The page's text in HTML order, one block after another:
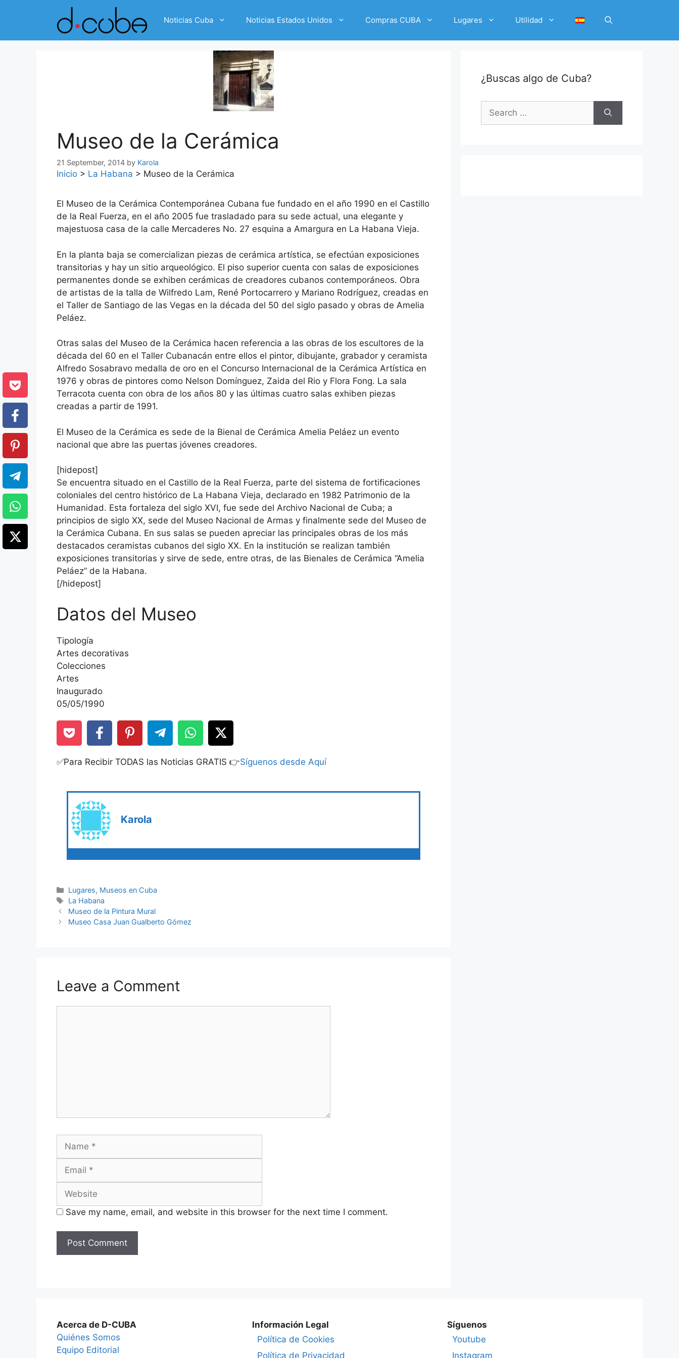
Noticias Cuba Noticias Estados Unidos Compras CUBA Lugares Utilidad
Museo de la Cerámica
21 September, 2014 by Karola
Inicio > La Habana > Museo de la Cerámica
El Museo de la Cerámica Contemporánea Cubana fue fundado en el año 1990 en el Castillo
de la Real Fuerza, en el año 2005 fue trasladado para su sede actual, una elegante y
majestuosa casa de la calle Mercaderes No. 27 esquina a Amargura en La Habana Vieja.
En la planta baja se comercializan piezas de cerámica artística, se efectúan exposiciones
transitorias y hay un sitio arqueológico. El piso superior cuenta con salas de exposiciones
permanentes donde se exhiben cerámicas de creadores cubanos contemporáneos. Obra
de artistas de la talla de Wilfredo Lam, René Portocarrero y Mariano Rodríguez, creadas en
el Taller de Santiago de las Vegas en la década del 50 del siglo pasado y obras de Amelia
Peláez.
Otras salas del Museo de la Cerámica hacen referencia a las obras de los escultores de la
década del 60 en el Taller Cubanacán entre ellos el pintor, dibujante, grabador y ceramista
Alfredo Sosabravo medalla de oro en el Concurso Internacional de la Cerámica Artística en
1976 y obras de pintores como Nelson Domínguez, Zaida del Rio y Flora Fong. La sala
Terracota cuenta con obra de los años 80 y las últimas cuatro salas exhiben piezas
creadas a partir de 1991.
El Museo de la Cerámica es sede de la Bienal de Cerámica Amelia Peláez un evento
nacional que abre las puertas jóvenes creadores.
[hidepost]
Se encuentra situado en el Castillo de la Real Fuerza, parte del sistema de fortificaciones
coloniales del centro histórico de La Habana Vieja, declarado en 1982 Patrimonio de la
Humanidad. Esta fortaleza del siglo XVI, fue sede del Archivo Nacional de Cuba; a
principios de siglo XX, sede del Museo Nacional de Armas y finalmente sede del Museo de
la Cerámica Cubana. En sus salas se pueden apreciar las principales obras de los más
destacados ceramistas cubanos del siglo XX. En la institución se realizan también
exposiciones transitorias y sirve de sede, entre otras, de las Bienales de Cerámica “Amelia
Peláez” de la Habana.
[/hidepost]
Datos del Museo
Tipología
Artes decorativas
Colecciones
Artes
Inaugurado
05/05/1990
✅Para Recibir TODAS las Noticias GRATIS 👉Síguenos desde Aquí
Karola
Categories
Lugares, Museos en Cuba
Tags
La Habana
Museo de la Pintura Mural
Museo Casa Juan Gualberto Gómez
Leave a Comment
Save my name, email, and website in this browser for the next time I comment.
¿Buscas algo de Cuba?
Search
for:
Acerca de D-CUBA
Quiénes Somos
Equipo Editorial
Información Legal
Política de Cookies
Política de Privacidad
Síguenos
Youtube
Instagram